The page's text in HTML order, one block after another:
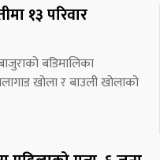
१३ परिवार
बडिमालिका
खोला र बाउली खोलाको